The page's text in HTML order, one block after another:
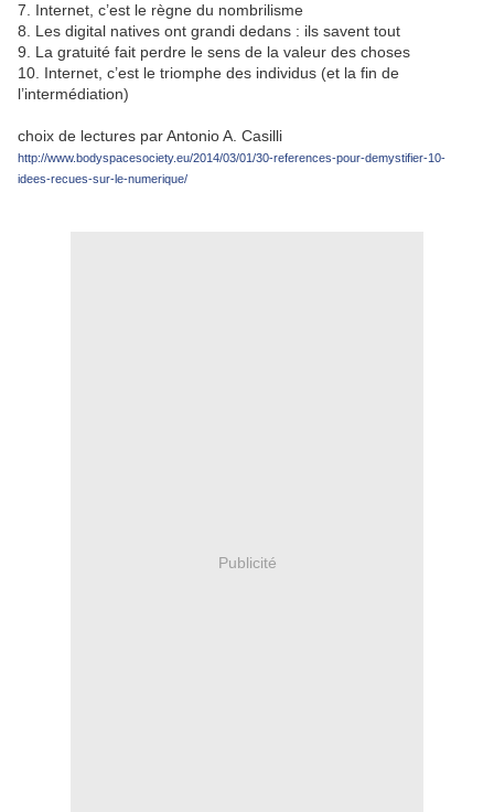
7. Internet, c’est le règne du nombrilisme
8. Les digital natives ont grandi dedans : ils savent tout
9. La gratuité fait perdre le sens de la valeur des choses
10. Internet, c’est le triomphe des individus (et la fin de
l’intermédiation)
choix de lectures par Antonio A. Casilli
http://www.bodyspacesociety.eu/2014/03/01/30-references-pour-demystifier-10-
idees-recues-sur-le-numerique/
Publicité